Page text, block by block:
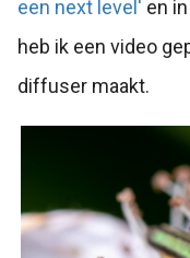
een next level' en
heb ik een video
diffuser maakt.